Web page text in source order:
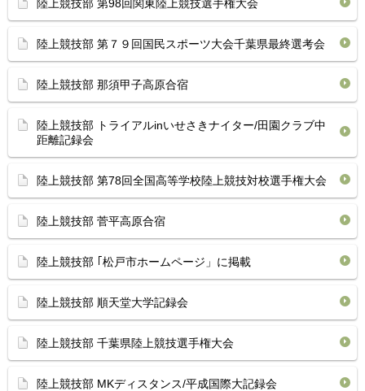
陸上競技部 第98回関東陸上競技選手権大会
陸上競技部 第７９回国民スポーツ大会千葉県最終選考会
陸上競技部 那須甲子高原合宿
陸上競技部 トライアルinいせさきナイター/田園クラブ中
距離記録会
陸上競技部 第78回全国高等学校陸上競技対校選手権大会
陸上競技部 菅平高原合宿
陸上競技部 ｢松戸市ホームページ」に掲載
陸上競技部 順天堂大学記録会
陸上競技部 千葉県陸上競技選手権大会
陸上競技部 MKディスタンス/平成国際大記録会